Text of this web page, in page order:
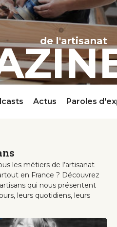
de l'artisanat
Actus Paroles
les métiers de l’artisanat
en France ? Découvrez
qui nous présentent
leurs quotidiens, leurs